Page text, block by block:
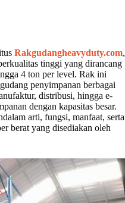
Rakgudangheavyduty.com,
tinggi yang dirancang
4 ton per level. Rak ini
penyimpanan berbagai
distribusi, hingga e-
dengan kapasitas besar.
arti, fungsi, manfaat, serta
berat yang disediakan oleh